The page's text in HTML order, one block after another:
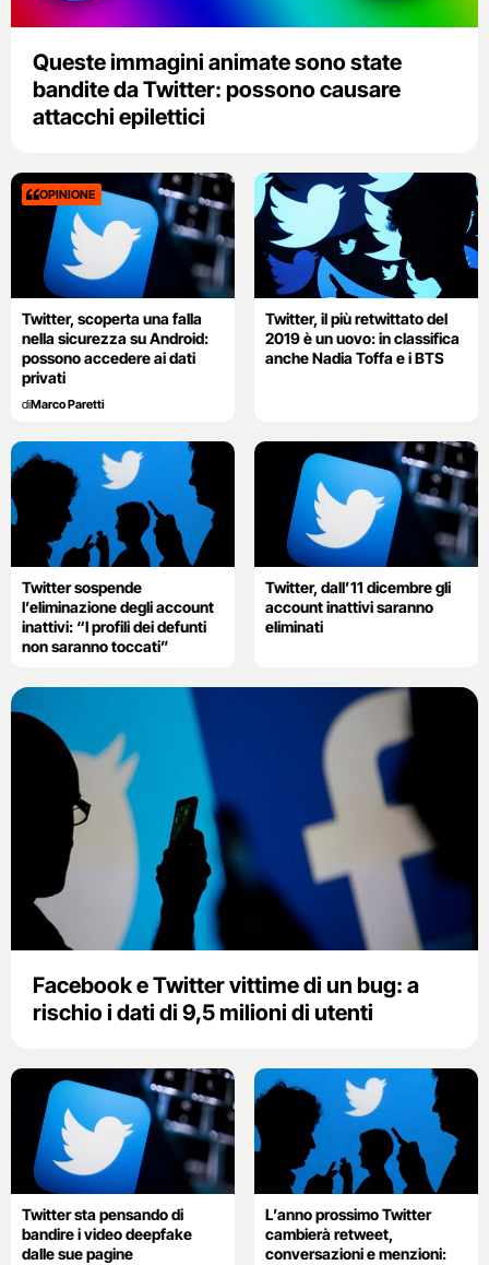
Queste immagini animate sono state
bandite da Twitter: possono causare
attacchi epilettici
OPINIONE
Twitter, scoperta una falla
nella sicurezza su Android:
possono accedere ai dati
privati
diMarco Paretti
Twitter, il più retwittato del
2019 è un uovo: in classifica
anche Nadia Toffa e i BTS
Twitter sospende
l’eliminazione degli account
inattivi: “I profili dei defunti
non saranno toccati”
Twitter, dall’11 dicembre gli
account inattivi saranno
eliminati
Facebook e Twitter vittime di un bug: a
rischio i dati di 9,5 milioni di utenti
Twitter sta pensando di
bandire i video deepfake
dalle sue pagine
L’anno prossimo Twitter
cambierà retweet,
conversazioni e menzioni: